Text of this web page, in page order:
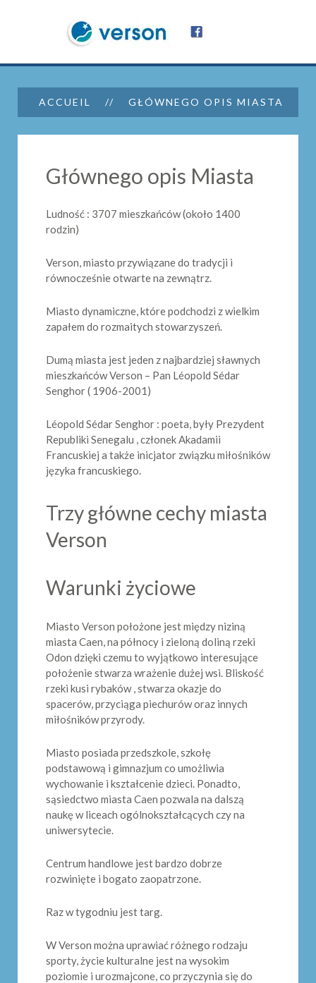
ACCUEIL GŁÓWNEGO OPIS MIASTA
Głównego opis Miasta
Ludność : 3707 mieszkańców (około 1400
rodzin)
Verson, miasto przywiązane do tradycji i
równocześnie otwarte na zewnątrz.
Miasto dynamiczne, które podchodzi z wielkim
zapałem do rozmaitych stowarzyszeń.
Dumą miasta jest jeden z najbardziej sławnych
mieszkańców Verson – Pan Léopold Sédar
Senghor ( 1906-2001)
Léopold Sédar Senghor : poeta, były Prezydent
Republiki Senegalu , członek Akadamii
Francuskiej a także inicjator związku miłośników
języka francuskiego.
Trzy główne cechy miasta
Verson
Warunki życiowe
Miasto Verson położone jest między niziną
miasta Caen, na północy i zieloną doliną rzeki
Odon dzięki czemu to wyjątkowo interesujące
położenie stwarza wrażenie dużej wsi. Bliskość
rzeki kusi rybaków , stwarza okazje do
spacerów, przyciąga piechurów oraz innych
miłośników przyrody.
Miasto posiada przedszkole, szkołę
podstawową i gimnazjum co umożliwia
wychowanie i kształcenie dzieci. Ponadto,
sąsiedctwo miasta Caen pozwala na dalszą
naukę w liceach ogólnokształcących czy na
uniwersytecie.
Centrum handlowe jest bardzo dobrze
rozwinięte i bogato zaopatrzone.
Raz w tygodniu jest targ.
W Verson można uprawiać różnego rodzaju
sporty, życie kulturalne jest na wysokim
poziomie i urozmajcone, co przyczynia się do